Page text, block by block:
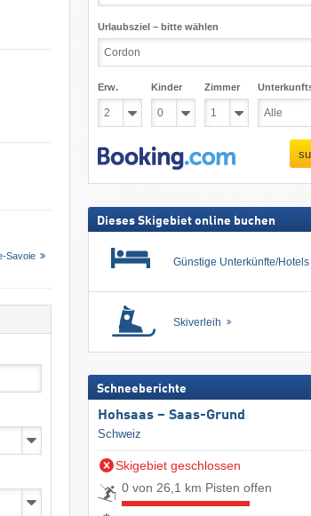
Savoie
Urlaubsziel – bitte wählen
Erw. Kinder Zimmer
Dieses Skigebiet online buchen
Günstige Unterkünfte/Hotels
Skiverleih
Schneeberichte
Hohsaas – Saas-Grund
Schweiz
Skigebiet geschlossen
0 von 26,1 km Pisten offen